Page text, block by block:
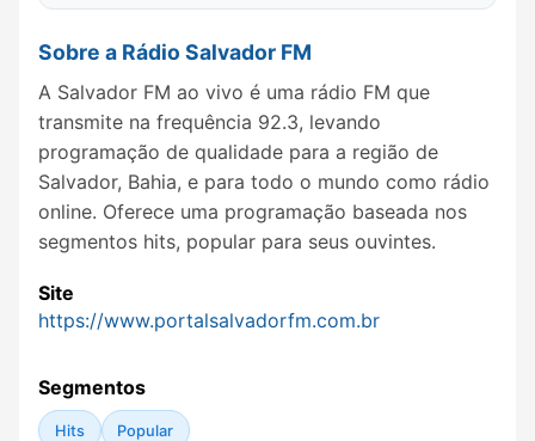
Sobre a Rádio Salvador FM
A Salvador FM ao vivo é uma rádio FM que
transmite na frequência 92.3, levando
programação de qualidade para a região de
Salvador, Bahia, e para todo o mundo como rádio
online. Oferece uma programação baseada nos
segmentos hits, popular para seus ouvintes.
Site
https://www.portalsalvadorfm.com.br
Segmentos
Hits Popular